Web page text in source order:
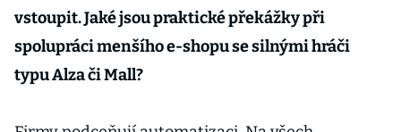
vstoupit. Jaké jsou praktické překážky při
spolupráci menšího e-shopu se silnými hráči
typu Alza či Mall?